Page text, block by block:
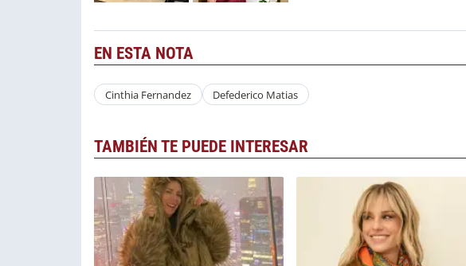
EN ESTA NOTA
Cinthia Fernandez Defederico Matias
TAMBIÉN TE PUEDE INTERESAR